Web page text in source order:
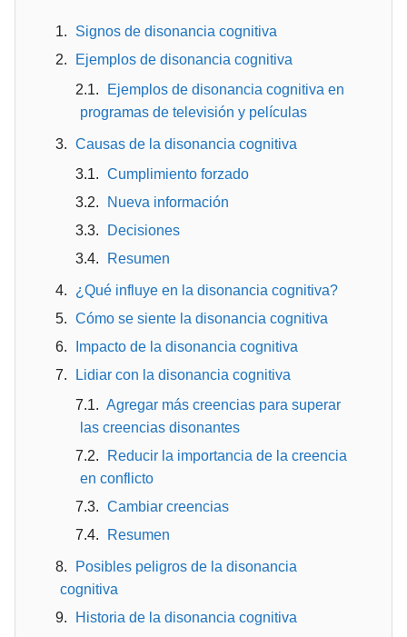
Signos de disonancia cognitiva
Ejemplos de disonancia cognitiva
Ejemplos de disonancia cognitiva en
programas de televisión y películas
Causas de la disonancia cognitiva
Cumplimiento forzado
Nueva información
Decisiones
Resumen
¿Qué influye en la disonancia cognitiva?
Cómo se siente la disonancia cognitiva
Impacto de la disonancia cognitiva
Lidiar con la disonancia cognitiva
Agregar más creencias para superar
las creencias disonantes
Reducir la importancia de la creencia
en conflicto
Cambiar creencias
Resumen
Posibles peligros de la disonancia
cognitiva
Historia de la disonancia cognitiva